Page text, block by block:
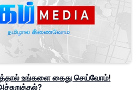
உங்களை கைது செய்வோம்!